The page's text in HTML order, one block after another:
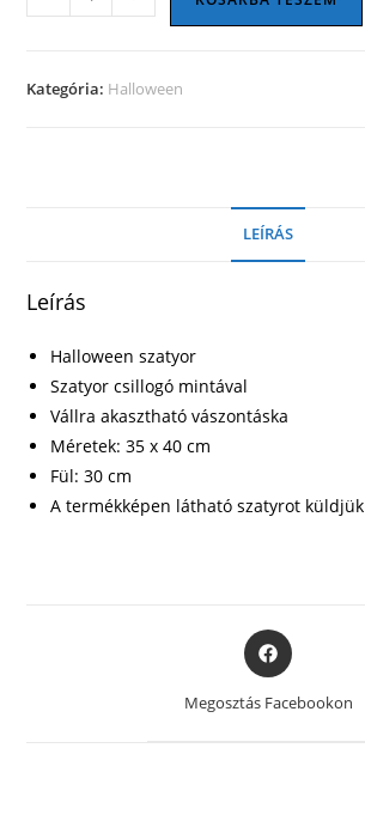
szatyor
mennyiség
Kategória: Halloween
LEÍRÁS
Leírás
Halloween szatyor
Szatyor csillogó mintával
Vállra akasztható vászontáska
Méretek: 35 x 40 cm
Fül: 30 cm
A termékképen látható szatyrot küldjük
Opens
in
a
new
Megosztás Facebookon